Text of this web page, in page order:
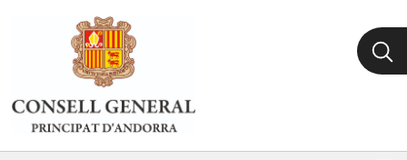
Ves al contingut.
Salta a la navegació